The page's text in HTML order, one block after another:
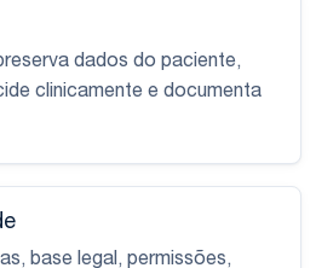
dados do paciente,
clinicamente e documenta
base legal, permissões,